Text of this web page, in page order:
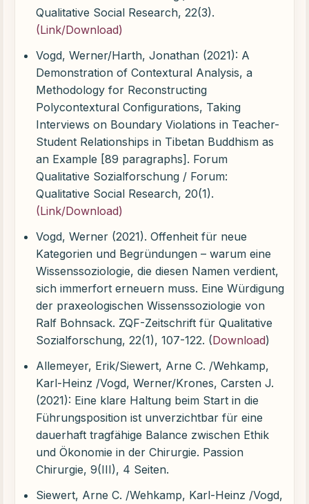
Qualitative Social Research, 22(3).
(Link/Download)
Vogd, Werner/Harth, Jonathan (2021): A
Demonstration of Contextural Analysis, a
Methodology for Reconstructing
Polycontextural Configurations, Taking
Interviews on Boundary Violations in Teacher-
Student Relationships in Tibetan Buddhism as
an Example [89 paragraphs]. Forum
Qualitative Sozialforschung / Forum:
Qualitative Social Research, 20(1).
(Link/Download)
Vogd, Werner (2021). Offenheit für neue
Kategorien und Begründungen – warum eine
Wissenssoziologie, die diesen Namen verdient,
sich immerfort erneuern muss. Eine Würdigung
der praxeologischen Wissenssoziologie von
Ralf Bohnsack. ZQF-Zeitschrift für Qualitative
Sozialforschung, 22(1), 107-122. (Download)
Allemeyer, Erik/Siewert, Arne C. /Wehkamp,
Karl-Heinz /Vogd, Werner/Krones, Carsten J.
(2021): Eine klare Haltung beim Start in die
Führungsposition ist unverzichtbar für eine
dauerhaft tragfähige Balance zwischen Ethik
und Ökonomie in der Chirurgie. Passion
Chirurgie, 9(III), 4 Seiten.
Siewert, Arne C. /Wehkamp, Karl-Heinz /Vogd,